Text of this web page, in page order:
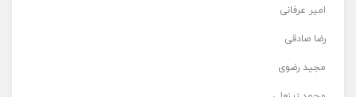
امیر عرفانی
رضا صادقی
مجید رضوی